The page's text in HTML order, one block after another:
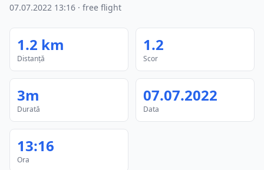
07.07.2022 13:16 · free flight
1.2 km
Distanță
1.2
Scor
3m
Durată
07.07.2022
Data
13:16
Ora